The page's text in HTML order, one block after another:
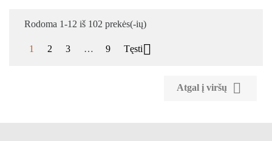
Rodoma 1-12 iš 102 prekės(-ių)
1 2 3 … 9 Tęsti
Atgal į viršų 